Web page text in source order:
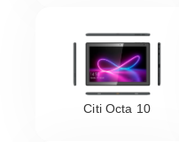
Citi Octa 10